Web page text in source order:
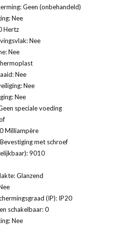
Geen (onbehandeld)
Nee
Hertz
Nee
Nee
Nee
Nee
Nee
speciale voeding
Milliampère
met schroef
9010
Glanzend
(IP): IP20
schakelbaar: 0
Nee